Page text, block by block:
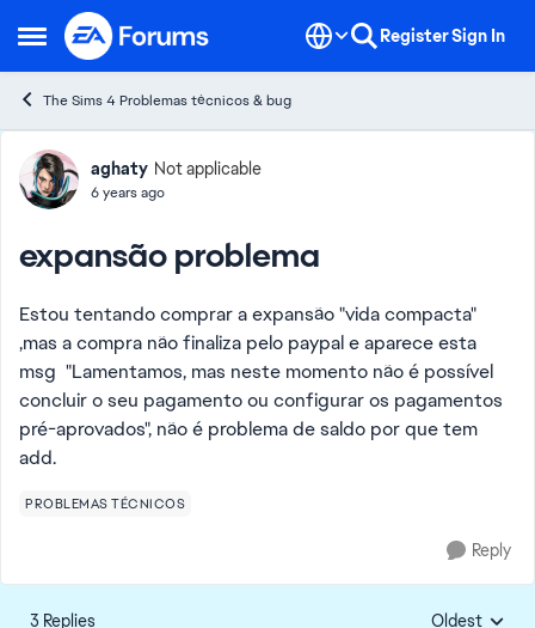
Open Side Menu
Skip to content RegisterSign In
The Sims 4 Problemas técnicos & bug
Forum Discussion
aghaty Not applicable
6 years ago
expansão problema
Estou tentando comprar a expansão "vida compacta"
,mas a compra não finaliza pelo paypal e aparece esta
msg "Lamentamos, mas neste momento não é possível
concluir o seu pagamento ou configurar os pagamentos
pré-aprovados", não é problema de saldo por que tem
add.
PROBLEMAS TÉCNICOS
Reply
3 Replies Oldest